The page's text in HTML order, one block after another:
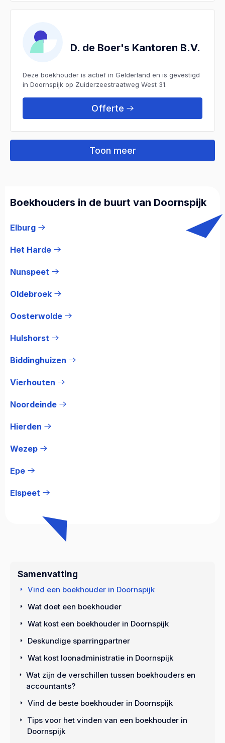
D. de Boer's Kantoren B.V.
Deze boekhouder is actief in Gelderland en is gevestigd
in Doornspijk op Zuiderzeestraatweg West 31.
Offerte
Toon meer
Boekhouders in de buurt van Doornspijk
Elburg
Het Harde
Nunspeet
Oldebroek
Oosterwolde
Hulshorst
Biddinghuizen
Vierhouten
Noordeinde
Hierden
Wezep
Epe
Elspeet
Samenvatting
Vind een boekhouder in Doornspijk
Wat doet een boekhouder
Wat kost een boekhouder in Doornspijk
Deskundige sparringpartner
Wat kost loonadministratie in Doornspijk
Wat zijn de verschillen tussen boekhouders en
accountants?
Vind de beste boekhouder in Doornspijk
Tips voor het vinden van een boekhouder in
Doornspijk